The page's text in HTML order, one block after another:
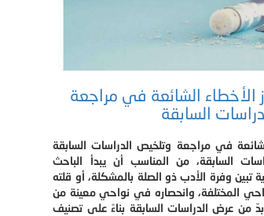
الأخطاء الشائعة في مراجعة
السابقة
في مراجعة وتلخيص الدراسات السابقة
السابقة، من المناسب أن يبدأ الباحث
تبين وفرة الأدب ذو الصلة بالمشكلة، أو قلته
المختلفة، وانحصاره في نواحي معينة من
من عرض الدراسات السابقة بناءً على تصنيف